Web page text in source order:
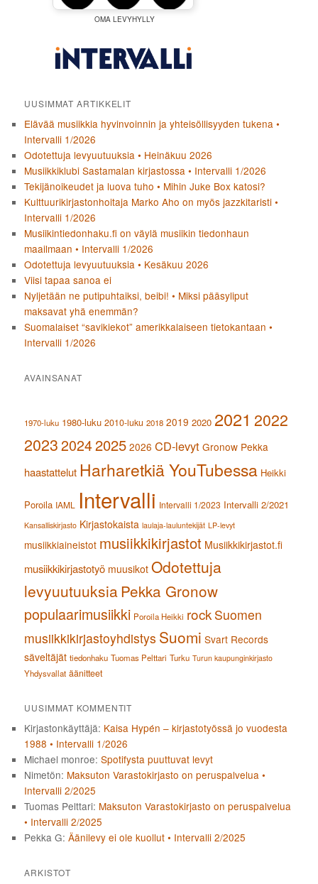
OMA LEVYHYLLY
UUSIMMAT ARTIKKELIT
Elävää musiikkia hyvinvoinnin ja yhteisöllisyyden tukena •
Intervalli 1/2026
Odotettuja levyuutuuksia • Heinäkuu 2026
Musiikkiklubi Sastamalan kirjastossa • Intervalli 1/2026
Tekijänoikeudet ja luova tuho • Mihin Juke Box katosi?
Kulttuurikirjastonhoitaja Marko Aho on myös jazzkitaristi •
Intervalli 1/2026
Musiikintiedonhaku.fi on väylä musiikin tiedonhaun
maailmaan • Intervalli 1/2026
Odotettuja levyuutuuksia • Kesäkuu 2026
Viisi tapaa sanoa ei
Nyljetään ne putipuhtaiksi, beibi! • Miksi pääsyliput
maksavat yhä enemmän?
Suomalaiset “savikiekot” amerikkalaiseen tietokantaan •
Intervalli 1/2026
AVAINSANAT
1970-luku 1980-luku 2010-luku 2018 2019 2020 2021 2022
202320242025 2026 CD-levyt Gronow Pekka
haastattelut Harharetkiä YouTubessa Heikki
Poroila IAML Intervalli Intervalli 1/2023 Intervalli 2/2021
Kansalliskirjasto Kirjastokaista laulaja-lauluntekijät LP-levyt
musiikkiaineistot musiikkikirjastot Musiikkikirjastot.fi
musiikkikirjastotyö muusikot Odotettuja
levyuutuuksiaPekka Gronow
populaarimusiikki Poroila Heikki rock Suomen
musiikkikirjastoyhdistys Suomi Svart Records
säveltäjät tiedonhaku Tuomas Pelttari Turku Turun kaupunginkirjasto
Yhdysvallat äänitteet
UUSIMMAT KOMMENTIT
Kirjastonkäyttäjä: Kaisa Hypén – kirjastotyössä jo vuodesta
1988 • Intervalli 1/2026
Michael monroe:Spotifysta puuttuvat levyt
Nimetön: Maksuton Varastokirjasto on peruspalvelua •
Intervalli 2/2025
Tuomas Pelttari: Maksuton Varastokirjasto on peruspalvelua
• Intervalli 2/2025
Pekka G:Äänilevy ei ole kuollut • Intervalli 2/2025
ARKISTOT